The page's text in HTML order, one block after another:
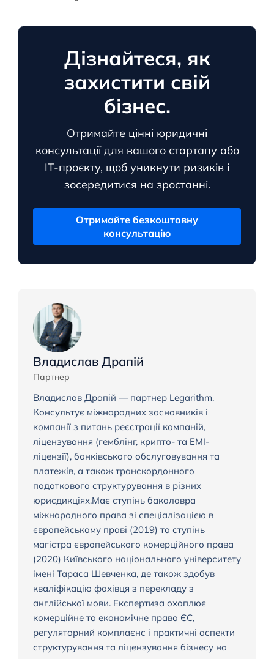
Дізнайтеся, як
захистити свій
бізнес.
Отримайте цінні юридичні
консультації для вашого стартапу або
ІТ-проєкту, щоб уникнути ризиків і
зосередитися на зростанні.
Отримайте безкоштовну
консультацію
Владислав Драпій
Партнер
Владислав Драпій — партнер Legarithm.
Консультує міжнародних засновників і
компанії з питань реєстрації компаній,
ліцензування (гемблінг, крипто- та EMI-
ліцензії), банківського обслуговування та
платежів, а також транскордонного
податкового структурування в різних
юрисдикціях.Має ступінь бакалавра
міжнародного права зі спеціалізацією в
європейському праві (2019) та ступінь
магістра європейського комерційного права
(2020) Київського національного університету
імені Тараса Шевченка, де також здобув
кваліфікацію фахівця з перекладу з
англійської мови. Експертиза охоплює
комерційне та економічне право ЄС,
регуляторний комплаєнс і практичні аспекти
структурування та ліцензування бізнесу на